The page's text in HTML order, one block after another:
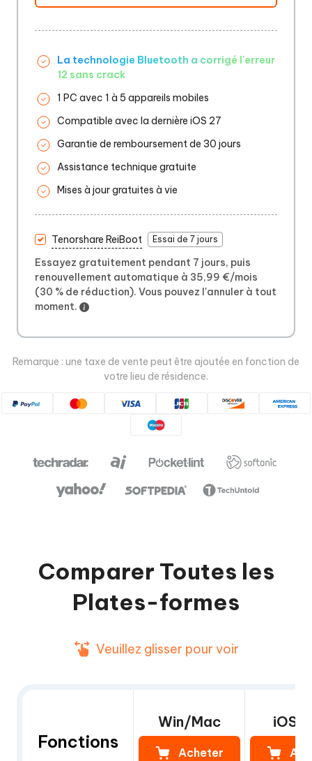
La technologie Bluetooth a corrigé l'erreur
12 sans crack
1 PC avec 1 à 5 appareils mobiles
Compatible avec la dernière iOS 27
Garantie de remboursement de 30 jours
Assistance technique gratuite
Mises à jour gratuites à vie
Tenorshare ReiBoot Essai de 7 jours
Essayez gratuitement pendant 7 jours, puis
renouvellement automatique à 35,99 €/mois
(30 % de réduction). Vous pouvez l'annuler à tout
moment.
Remarque : une taxe de vente peut être ajoutée en fonction de
votre lieu de résidence.
Comparer Toutes les
Plates-formes
Veuillez glisser pour voir
Fonctions
Win/Mac
Acheter
iOS